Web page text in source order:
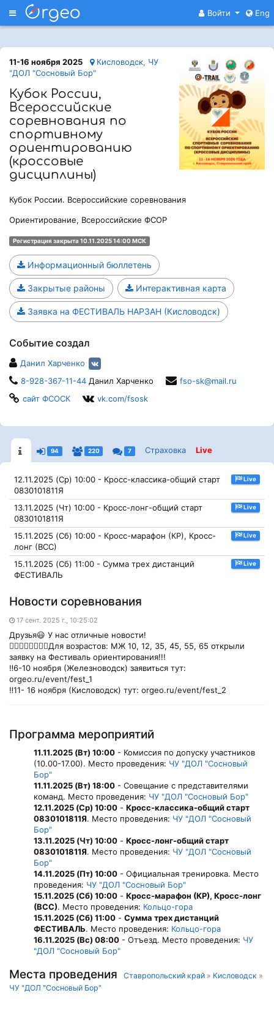
Меню Войти Eng
11-16 ноября 2025
Кисловодск, ЧУ
"ДОЛ "Сосновый Бор"
Кубок России,
Всероссийские
соревнования по
спортивному
ориентированию
(кроссовые
дисциплины)
Кубок России. Всероссийские соревнования
Ориентирование, Всероссийские ФСОР
Регистрация закрыта 10.11.2025 14:00 МСК
Информационный бюллетень
Закрытые районы Интерактивная карта
Заявка на ФЕСТИВАЛЬ НАРЗАН (Кисловодск)
Событие создал
Данил Харченко
8-928-367-11-44 Данил Харченко
fso-sk@mail.ru
сайт ФСОСК
vk.com/fsosk
94 220 7 Страховка Live
12.11.2025 (Ср) 10:00 - Кросс-классика-общий старт
0830101811Я
Live
13.11.2025 (Чт) 10:00 - Кросс-лонг-общий старт
0830101811Я
Live
15.11.2025 (Сб) 10:00 - Кросс-марафон (КР), Кросс-
лонг (ВСС)
Live
15.11.2025 (Сб) 11:00 - Сумма трех дистанций
ФЕСТИВАЛЬ
Live
Новости соревнования
17 сент. 2025 г., 10:25:02
Друзья😃 У нас отличные новости!
🏃‍♂🏃‍♀🏃‍♂🏃‍♀Для возрастов: МЖ 10, 12, 35, 45, 55, 65 открыли
заявку на Фестиваль ориентирования!!!
‼6-10 ноября (Железноводск) заявиться тут:
orgeo.ru/event/fest_1
‼11- 16 ноября (Кисловодск) тут: orgeo.ru/event/fest_2
Программа мероприятий
11.11.2025 (Вт) 10:00 - Комиссия по допуску участников
(10.00-17.00). Место проведения: ЧУ "ДОЛ "Сосновый
Бор"
11.11.2025 (Вт) 18:00 - Совещание с представителями
команд. Место проведения: ЧУ "ДОЛ "Сосновый Бор"
12.11.2025 (Ср) 10:00 - Кросс-классика-общий старт
0830101811Я. Место проведения: ЧУ "ДОЛ "Сосновый
Бор"
13.11.2025 (Чт) 10:00 - Кросс-лонг-общий старт
0830101811Я. Место проведения: ЧУ "ДОЛ "Сосновый
Бор"
14.11.2025 (Пт) 10:00 - Официальная тренировка. Место
проведения: ЧУ "ДОЛ "Сосновый Бор"
15.11.2025 (Сб) 10:00 - Кросс-марафон (КР), Кросс-лонг
(ВСС). Место проведения: Кольцо-гора
15.11.2025 (Сб) 11:00 - Сумма трех дистанций
ФЕСТИВАЛЬ. Место проведения: Кольцо-гора
16.11.2025 (Вс) 08:00 - Отъезд. Место проведения: ЧУ
"ДОЛ "Сосновый Бор"
Места проведения Ставропольский край » Кисловодск »
ЧУ "ДОЛ "Сосновый Бор"